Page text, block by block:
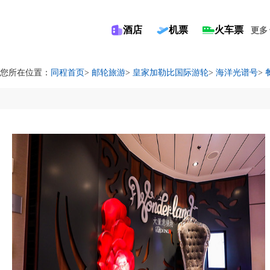
酒店 机票 火车票 更多
您所在位置： 同程首页> 邮轮旅游> 皇家加勒比国际游轮> 海洋光谱号>